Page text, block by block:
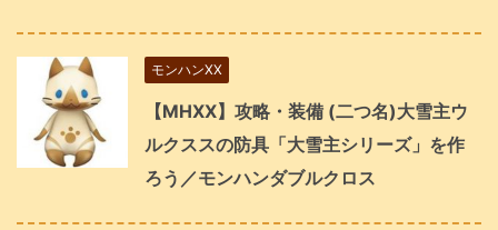
モンハンXX
【MHXX】攻略・装備 (二つ名)大雪主ウ
ルクススの防具「大雪主シリーズ」を作
ろう／モンハンダブルクロス